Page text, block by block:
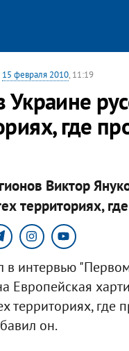
15 февраля 2010, 11:19
Украине
где
Виктор
территориях,
в интервью
Европейская
территориях, где
он.